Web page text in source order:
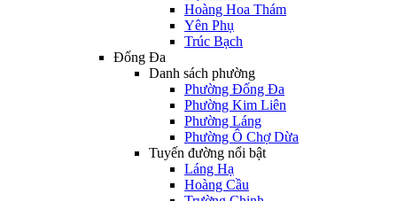
Hoàng Hoa Thám
Yên Phụ
Trúc Bạch
Đống Đa
Danh sách phường
Phường Đống Đa
Phường Kim Liên
Phường Láng
Phường Ô Chợ Dừa
Tuyến đường nổi bật
Láng Hạ
Hoàng Cầu